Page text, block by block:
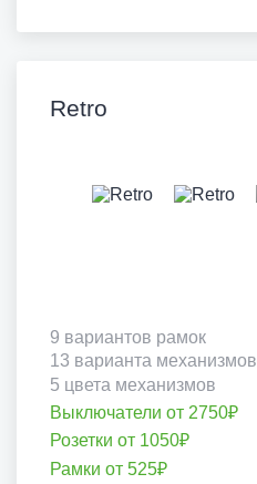
Retro
9 вариантов рамок
13 варианта механизмов
5 цвета механизмов
Выключатели от 2750₽
Розетки от 1050₽
Рамки от 525₽